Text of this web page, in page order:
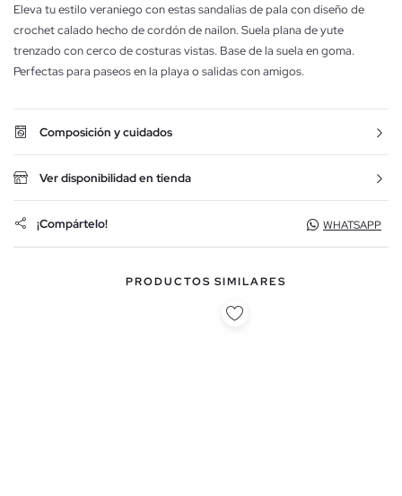
Eleva tu estilo veraniego con estas sandalias de pala con diseño de
crochet calado hecho de cordón de nailon. Suela plana de yute
trenzado con cerco de costuras vistas. Base de la suela en goma.
Perfectas para paseos en la playa o salidas con amigos.
Composición y cuidados
Ver disponibilidad en tienda
¡Compártelo! WHATSAPP
PRODUCTOS SIMILARES